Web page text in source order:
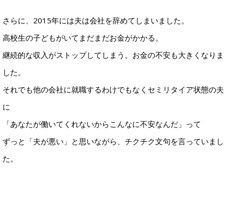
さらに、2015年には夫は会社を辞めてしまいました。
高校生の子どもがいてまだまだお金がかかる。
継続的な収入がストップしてしまう。お金の不安も大きくなりま
した。
それでも他の会社に就職するわけでもなくセミリタイア状態の夫
に
「あなたが働いてくれないからこんなに不安なんだ」って
ずっと「夫が悪い」と思いながら、チクチク文句を言っていまし
た。